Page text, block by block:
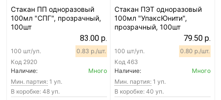
Стакан ПП одноразовый
100мл "СПГ", прозрачный,
100шт
83.00 р.
Код 2920
100 шт/уп. 0.83 р./шт.
Наличие:
Много
Мин. партия: 1 уп.
В коробке: 48 уп.
Стакан ПЭТ одноразовый
100мл "УпаксЮнити",
прозрачный, 100шт
79.50 р.
Код 463
100 шт/уп. 0.80 р./шт.
Наличие:
Много
Мин. партия: 1 уп.
В коробке: 40 уп.